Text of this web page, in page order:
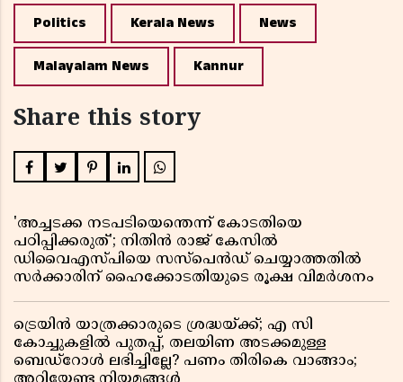
Politics Kerala News News
Malayalam News Kannur
Share this story
'അച്ചടക്ക നടപടിയെന്തെന്ന് കോടതിയെ
പഠിപ്പിക്കരുത്'; നിതിൻ രാജ് കേസിൽ
ഡിവൈഎസ്പിയെ സസ്പെൻഡ് ചെയ്യാത്തതിൽ
സർക്കാരിന് ഹൈക്കോടതിയുടെ രൂക്ഷ വിമർശനം
ട്രെയിൻ യാത്രക്കാരുടെ ശ്രദ്ധയ്ക്ക്; എ സി
കോച്ചുകളിൽ പുതപ്പ്, തലയിണ അടക്കമുള്ള
ബെഡ്റോൾ ലഭിച്ചില്ലേ? പണം തിരികെ വാങ്ങാം;